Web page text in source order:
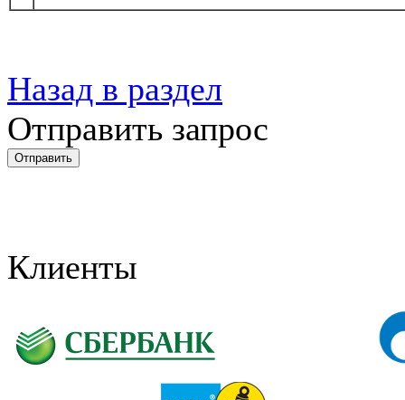
Назад в раздел
Отправить запрос
Клиенты